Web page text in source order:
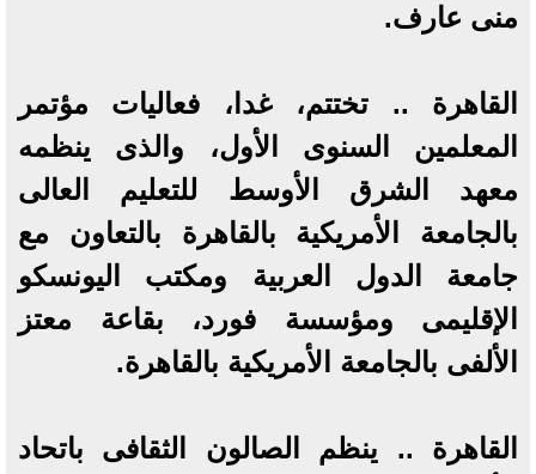
منى عارف.
القاهرة .. تختتم، غدا، فعاليات مؤتمر
المعلمين السنوى الأول، والذى ينظمه
معهد الشرق الأوسط للتعليم العالى
بالجامعة الأمريكية بالقاهرة بالتعاون مع
جامعة الدول العربية ومكتب اليونسكو
الإقليمى ومؤسسة فورد، بقاعة معتز
الألفى بالجامعة الأمريكية بالقاهرة.
القاهرة .. ينظم الصالون الثقافى باتحاد